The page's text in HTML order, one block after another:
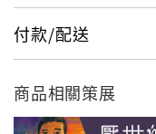
她展開了一個前所
認識臺灣的人，開
像。腳下這片我們
地之歌，而如果能
透過聲音靜靜聆聽
付款/配送
商品相關策展